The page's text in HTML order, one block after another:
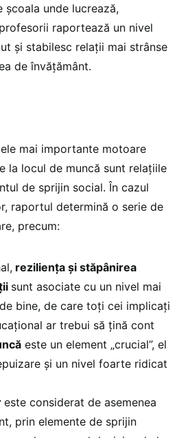
unde lucrează,
raportează un nivel
și stabilesc relații mai strânse
de învățământ.
mai importante motoare
la locul de muncă sunt relațiile
de sprijin social. În cazul
raportul determină o serie de
precum:
reziliența și stăpânirea
sunt asociate cu un nivel mai
bine, de care toți cei implicați
ar trebui să țină cont
este un element „crucial”, el
și un nivel foarte ridicat
este considerat de asemenea
prin elemente de sprijin